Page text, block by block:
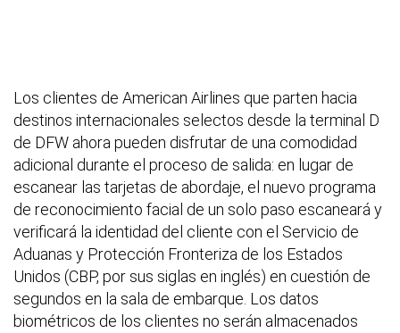
Los clientes de American Airlines que parten hacia
destinos internacionales selectos desde la terminal D
de DFW ahora pueden disfrutar de una comodidad
adicional durante el proceso de salida: en lugar de
escanear las tarjetas de abordaje, el nuevo programa
de reconocimiento facial de un solo paso escaneará y
verificará la identidad del cliente con el Servicio de
Aduanas y Protección Fronteriza de los Estados
Unidos (CBP, por sus siglas en inglés) en cuestión de
segundos en la sala de embarque. Los datos
biométricos de los clientes no serán almacenados